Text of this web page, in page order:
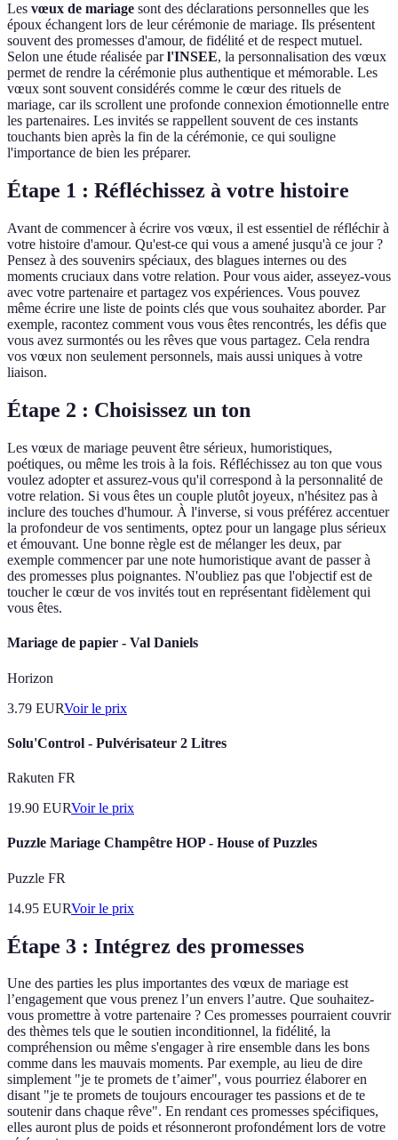
Les vœux de mariage sont des déclarations personnelles que les
époux échangent lors de leur cérémonie de mariage. Ils présentent
souvent des promesses d'amour, de fidélité et de respect mutuel.
Selon une étude réalisée parl'INSEE, la personnalisation des vœux
permet de rendre la cérémonie plus authentique et mémorable. Les
vœux sont souvent considérés comme le cœur des rituels de
mariage, car ils scrollent une profonde connexion émotionnelle entre
les partenaires. Les invités se rappellent souvent de ces instants
touchants bien après la fin de la cérémonie, ce qui souligne
l'importance de bien les préparer.
Étape 1 : Réfléchissez à votre histoire
Avant de commencer à écrire vos vœux, il est essentiel de réfléchir à
votre histoire d'amour. Qu'est-ce qui vous a amené jusqu'à ce jour ?
Pensez à des souvenirs spéciaux, des blagues internes ou des
moments cruciaux dans votre relation. Pour vous aider, asseyez-vous
avec votre partenaire et partagez vos expériences. Vous pouvez
même écrire une liste de points clés que vous souhaitez aborder. Par
exemple, racontez comment vous vous êtes rencontrés, les défis que
vous avez surmontés ou les rêves que vous partagez. Cela rendra
vos vœux non seulement personnels, mais aussi uniques à votre
liaison.
Étape 2 : Choisissez un ton
Les vœux de mariage peuvent être sérieux, humoristiques,
poétiques, ou même les trois à la fois. Réfléchissez au ton que vous
voulez adopter et assurez-vous qu'il correspond à la personnalité de
votre relation. Si vous êtes un couple plutôt joyeux, n'hésitez pas à
inclure des touches d'humour. À l'inverse, si vous préférez accentuer
la profondeur de vos sentiments, optez pour un langage plus sérieux
et émouvant. Une bonne règle est de mélanger les deux, par
exemple commencer par une note humoristique avant de passer à
des promesses plus poignantes. N'oubliez pas que l'objectif est de
toucher le cœur de vos invités tout en représentant fidèlement qui
vous êtes.
Mariage de papier - Val Daniels
Horizon
3.79 EURVoir le prix
Solu'Control - Pulvérisateur 2 Litres
Rakuten FR
19.90 EURVoir le prix
Puzzle Mariage Champêtre HOP - House of Puzzles
Puzzle FR
14.95 EURVoir le prix
Étape 3 : Intégrez des promesses
Une des parties les plus importantes des vœux de mariage est
l’engagement que vous prenez l’un envers l’autre. Que souhaitez-
vous promettre à votre partenaire ? Ces promesses pourraient couvrir
des thèmes tels que le soutien inconditionnel, la fidélité, la
compréhension ou même s'engager à rire ensemble dans les bons
comme dans les mauvais moments. Par exemple, au lieu de dire
simplement "je te promets de t’aimer", vous pourriez élaborer en
disant "je te promets de toujours encourager tes passions et de te
soutenir dans chaque rêve". En rendant ces promesses spécifiques,
elles auront plus de poids et résonneront profondément lors de votre